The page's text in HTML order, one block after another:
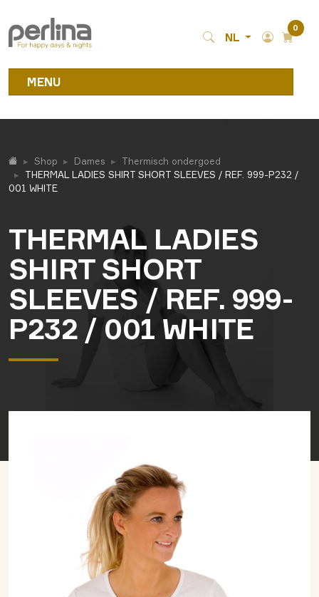
NL
0
MENU
Shop Dames
Thermisch ondergoed
THERMAL LADIES SHIRT SHORT SLEEVES / REF. 999-P232 /
001 WHITE
THERMAL LADIES
SHIRT SHORT
SLEEVES / REF. 999-
P232 / 001 WHITE